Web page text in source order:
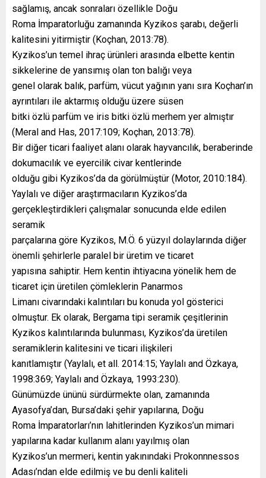
sağlamış, ancak sonraları özellikle Doğu
Roma İmparatorluğu zamanında Kyzikos şarabı, değerli
kalitesini yitirmiştir (Koçhan, 2013:78).
Kyzikos’un temel ihraç ürünleri arasında elbette kentin
sikkelerine de yansımış olan ton balığı veya
genel olarak balık, parfüm, vücut yağının yanı sıra Koçhan’ın
ayrıntıları ile aktarmış olduğu üzere süsen
bitki özlü parfüm ve iris bitki özlü merhem yer almıştır
(Meral and Has, 2017:109; Koçhan, 2013:78).
Bir diğer ticari faaliyet alanı olarak hayvancılık, beraberinde
dokumacılık ve eyercilik civar kentlerinde
olduğu gibi Kyzikos’da da görülmüştür (Motor, 2010:184).
Yaylalı ve diğer araştırmacıların Kyzikos’da
gerçekleştirdikleri çalışmalar sonucunda elde edilen
seramik
parçalarına göre Kyzikos, M.Ö. 6 yüzyıl dolaylarında diğer
önemli şehirlerle paralel bir üretim ve ticaret
yapısına sahiptir. Hem kentin ihtiyacına yönelik hem de
ticaret için üretilen çömleklerin Panarmos
Limanı civarındaki kalıntıları bu konuda yol gösterici
olmuştur. Ek olarak, Bergama tipi seramik çeşitlerinin
Kyzikos kalıntılarında bulunması, Kyzikos’da üretilen
seramiklerin kalitesini ve ticari ilişkileri
kanıtlamıştır (Yaylalı, et all. 2014:15; Yaylalı and Özkaya,
1998:369; Yaylalı and Özkaya, 1993:230).
Günümüzde ününü sürdürmekte olan, zamanında
Ayasofya’dan, Bursa’daki şehir yapılarına, Doğu
Roma İmparatorları’nın lahitlerinden Kyzikos’un mimari
yapılarına kadar kullanım alanı yayılmış olan
Kyzikos’un mermeri, kentin yakınındaki Prokonnnessos
Adası’ndan elde edilmiş ve bu denli kaliteli